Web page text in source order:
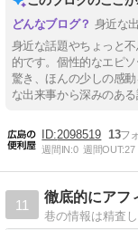
身近な
身近な話題やちょっと
的です。個性的なエピ
驚き、ほんの少しの感
な出来事から深みのあ
2098519 13
週間IN:0 週間OUT:27
11
徹底的にアフ